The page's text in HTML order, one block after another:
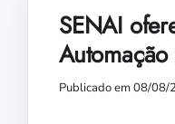
SENAI
Publicado em 08/08/